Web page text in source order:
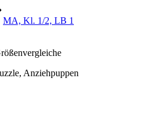
MA, Kl. 1/2, LB 1
Anziehpuppen